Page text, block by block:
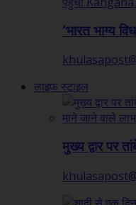
‘भारत भाग्य
लाइफ स्टाइल
मुख्य द्वार पर